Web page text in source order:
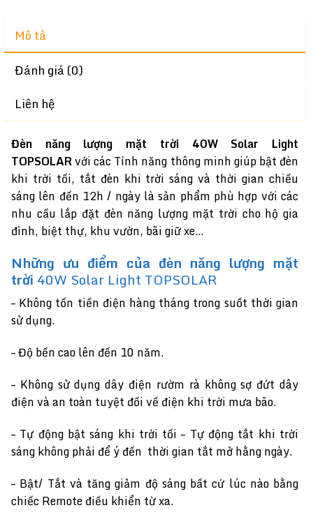
Mô tả
Đánh giá (0)
Liên hệ
Đèn năng lượng mặt trời 40W Solar Light
TOPSOLARvới các Tính năng thông minh giúp bật đèn
khi trời tối, tắt đèn khi trời sáng và thời gian chiếu
sáng lên đến 12h / ngày là sản phẩm phù hợp với các
nhu cầu lắp đặt đèn năng lượng mặt trời cho hộ gia
đình, biệt thự, khu vườn, bãi giữ xe…
Những ưu điểm của đèn năng lượng mặt
trời 40W Solar Light TOPSOLAR
– Không tốn tiền điện hàng tháng trong suốt thời gian
sử dụng.
– Độ bền cao lên đến 10 năm.
– Không sử dụng dây điện rườm rà không sợ đứt dây
điện và an toàn tuyệt đối về điện khi trời mưa bão.
– Tự động bật sáng khi trời tối – Tự động tắt khi trời
sáng không phải để ý đến thời gian tắt mở hằng ngày.
– Bật/ Tắt và tăng giảm độ sáng bất cứ lúc nào bằng
chiếc Remote điều khiển từ xa.